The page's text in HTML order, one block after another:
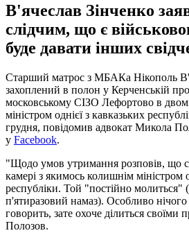
В'ячеслав Зінченко
слідчим, що є
буде давати інших
Старший матрос з МБАКа Нікополь
захоплений в полон у Керченській
московському СІЗО Лефортово в
міністром однієї з кавказьких
грудня, повідомив адвокат Микола
у Facebook.
"Щодо умов утримання розповів, що
камері з якимось колишнім міністром
республіки. Той "постійно молиться"
п'ятиразовий намаз). Особливо нічого
говорить, зате охоче ділиться
Полозов.